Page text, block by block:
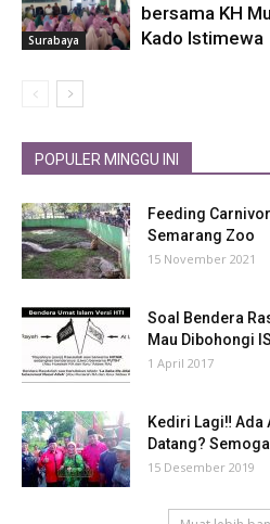
Surabaya
bersama KH
Kado Istimewa
POPULER MINGGU INI
Feeding
Semarang Zoo
15 November 2021
Soal Bendera
Mau Dibohongi
1 April 2017
Kediri Lagi‼ Ada
Datang?
15 Desember 2019